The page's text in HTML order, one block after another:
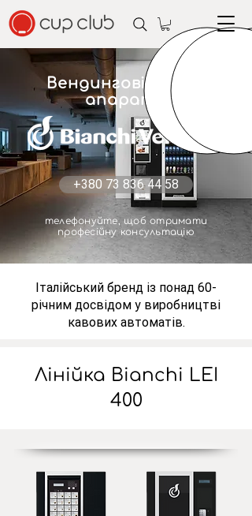
Вендингові кавові
апарати
+380 73 836 44 58
телефонуйте, щоб отримати
професійну консультацію
Італійський бренд із понад 60-
річним досвідом у виробництві
кавових автоматів.
Лінійка Bianchi LEI
400